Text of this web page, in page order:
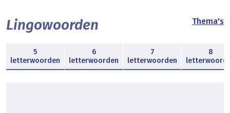
Lingowoorden Thema's
5
letterwoorden
6
letterwoorden
7
letterwoorden
8